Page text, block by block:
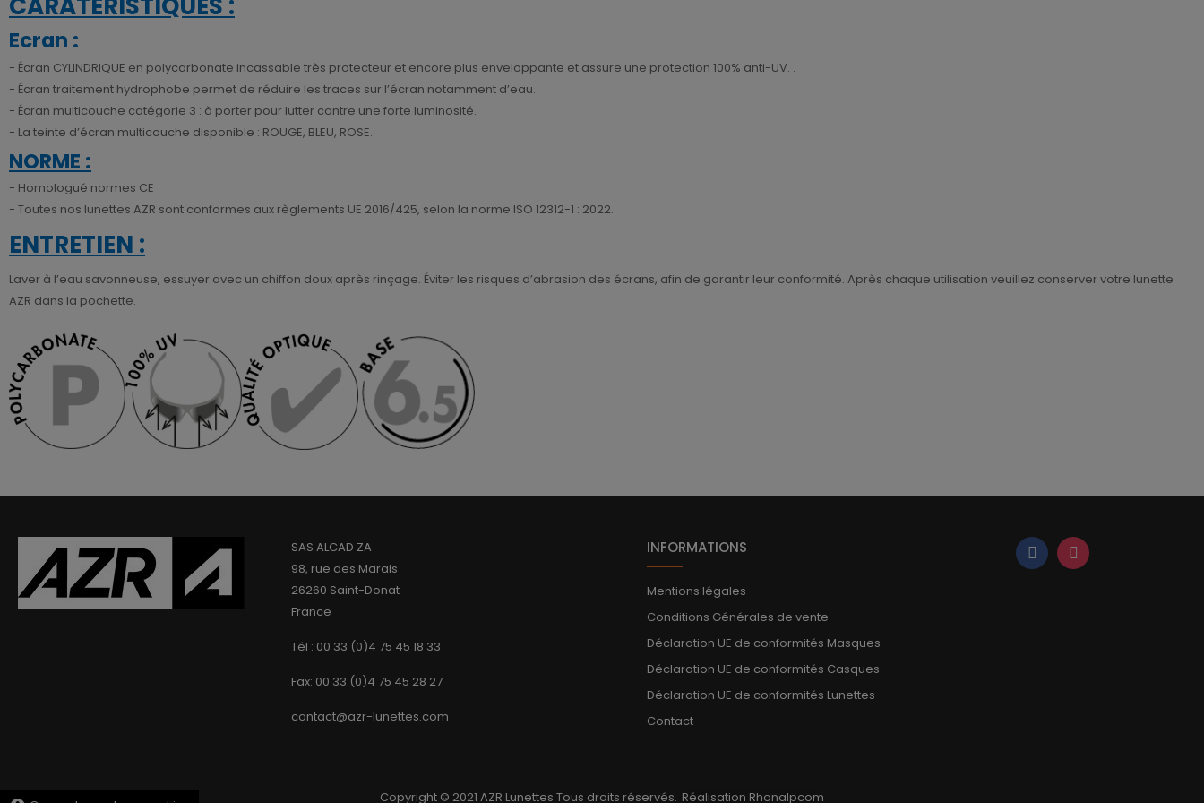
Ecran :
- Écran CYLINDRIQUE en polycarbonate incassable très protecteur et encore plus enveloppante et assure une protection 100% anti-UV. .
- Écran traitement hydrophobe permet de réduire les traces sur l’écran notamment d’eau.
- Écran multicouche catégorie 3 : à porter pour lutter contre une forte luminosité.
- La teinte d’écran multicouche disponible : ROUGE, BLEU, ROSE.
NORME :
- Homologué normes CE
- Toutes nos lunettes AZR sont conformes aux règlements UE 2016/425, selon la norme ISO 12312-1 : 2022.
ENTRETIEN :
Laver à l’eau savonneuse, essuyer avec un chiffon doux après rinçage. Éviter les risques d’abrasion des écrans, afin de garantir leur conformité. Après chaque utilisation veuillez conserver votre lunette
AZR dans la pochette.
SAS ALCAD ZA
98, rue des Marais
26260 Saint-Donat
France
Tél : 00 33 (0)4 75 45 18 33
Fax: 00 33 (0)4 75 45 28 27
contact@azr-lunettes.com
INFORMATIONS
Mentions légales
Conditions Générales de vente
Déclaration UE de conformités Masques
Déclaration UE de conformités Casques
Déclaration UE de conformités Lunettes
Contact
Copyright © 2021 AZR Lunettes Tous droits réservés. Réalisation Rhonalpcom